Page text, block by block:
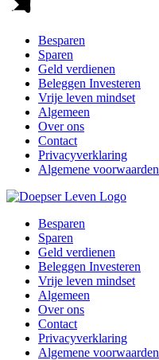
Besparen
Sparen
Geld verdienen
Beleggen Investeren
Vrije leven mindset
Algemeen
Over ons
Contact
Privacyverklaring
Algemene voorwaarden
Besparen
Sparen
Geld verdienen
Beleggen Investeren
Vrije leven mindset
Algemeen
Over ons
Contact
Privacyverklaring
Algemene voorwaarden